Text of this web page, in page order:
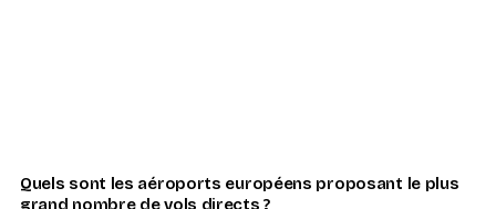
Quels sont les aéroports européens proposant le plus
grand nombre de vols directs ?